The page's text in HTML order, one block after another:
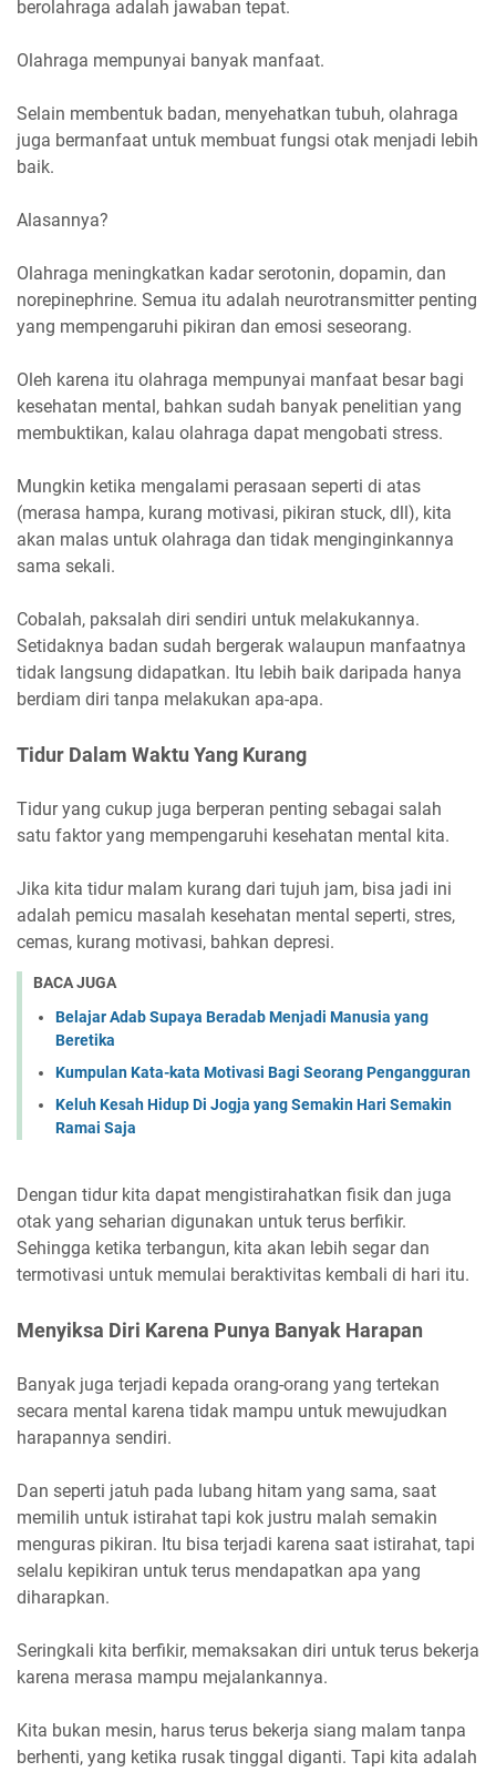
berolahraga adalah jawaban tepat.
Olahraga mempunyai banyak manfaat.
Selain membentuk badan, menyehatkan tubuh, olahraga
juga bermanfaat untuk membuat fungsi otak menjadi lebih
baik.
Alasannya?
Olahraga meningkatkan kadar serotonin, dopamin, dan
norepinephrine. Semua itu adalah neurotransmitter penting
yang mempengaruhi pikiran dan emosi seseorang.
Oleh karena itu olahraga mempunyai manfaat besar bagi
kesehatan mental, bahkan sudah banyak penelitian yang
membuktikan, kalau olahraga dapat mengobati stress.
Mungkin ketika mengalami perasaan seperti di atas
(merasa hampa, kurang motivasi, pikiran stuck, dll), kita
akan malas untuk olahraga dan tidak menginginkannya
sama sekali.
Cobalah, paksalah diri sendiri untuk melakukannya.
Setidaknya badan sudah bergerak walaupun manfaatnya
tidak langsung didapatkan. Itu lebih baik daripada hanya
berdiam diri tanpa melakukan apa-apa.
Tidur Dalam Waktu Yang Kurang
Tidur yang cukup juga berperan penting sebagai salah
satu faktor yang mempengaruhi kesehatan mental kita.
Jika kita tidur malam kurang dari tujuh jam, bisa jadi ini
adalah pemicu masalah kesehatan mental seperti, stres,
cemas, kurang motivasi, bahkan depresi.
BACA JUGA
Belajar Adab Supaya Beradab Menjadi Manusia yang
Beretika
Kumpulan Kata-kata Motivasi Bagi Seorang Pengangguran
Keluh Kesah Hidup Di Jogja yang Semakin Hari Semakin
Ramai Saja
Dengan tidur kita dapat mengistirahatkan fisik dan juga
otak yang seharian digunakan untuk terus berfikir.
Sehingga ketika terbangun, kita akan lebih segar dan
termotivasi untuk memulai beraktivitas kembali di hari itu.
Menyiksa Diri Karena Punya Banyak Harapan
Banyak juga terjadi kepada orang-orang yang tertekan
secara mental karena tidak mampu untuk mewujudkan
harapannya sendiri.
Dan seperti jatuh pada lubang hitam yang sama, saat
memilih untuk istirahat tapi kok justru malah semakin
menguras pikiran. Itu bisa terjadi karena saat istirahat, tapi
selalu kepikiran untuk terus mendapatkan apa yang
diharapkan.
Seringkali kita berfikir, memaksakan diri untuk terus bekerja
karena merasa mampu mejalankannya.
Kita bukan mesin, harus terus bekerja siang malam tanpa
berhenti, yang ketika rusak tinggal diganti. Tapi kita adalah